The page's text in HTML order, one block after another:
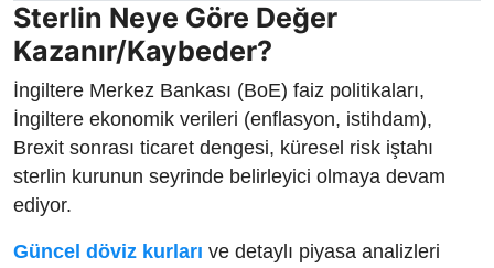
Sterlin Neye Göre Değer
Kazanır/Kaybeder?
İngiltere Merkez Bankası (BoE) faiz politikaları,
İngiltere ekonomik verileri (enflasyon, istihdam),
Brexit sonrası ticaret dengesi, küresel risk iştahı
sterlin kurunun seyrinde belirleyici olmaya devam
ediyor.
Güncel döviz kurları ve detaylı piyasa analizleri